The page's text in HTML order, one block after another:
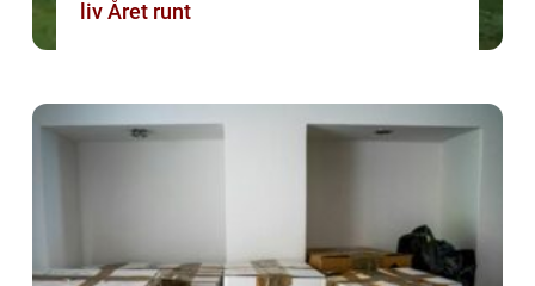
liv Året runt